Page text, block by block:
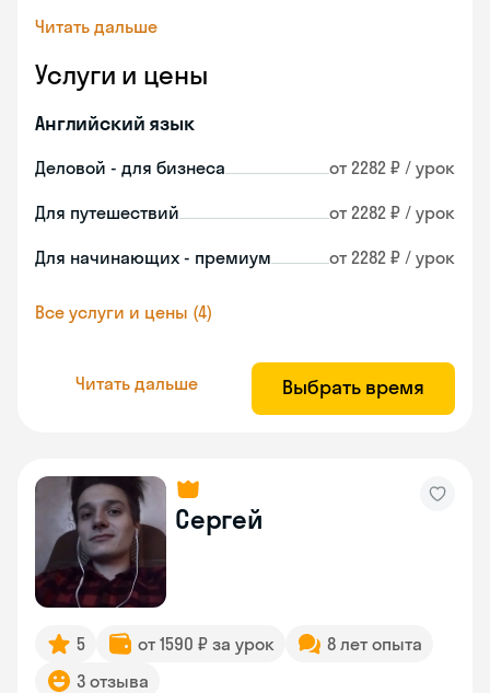
Читать дальше
Услуги и цены
Английский язык
Деловой - для бизнеса от 2282 ₽ / урок
Для путешествий от 2282 ₽ / урок
Для начинающих - премиум от 2282 ₽ / урок
Все услуги и цены (4)
Читать дальше Выбрать время
Сергей
5 от 1590 ₽ за урок
8 лет опыта
3 отзыва